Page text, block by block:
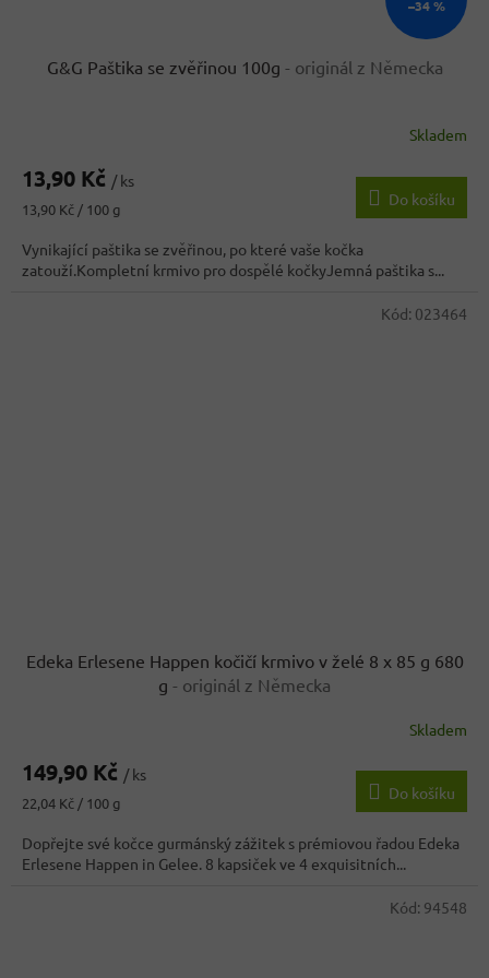
–34 %
G&G Paštika se zvěřinou 100g - originál z Německa
produktu
4,7
z
5
hvězdiček.
Skladem
13,90 Kč / ks
Měrná
13,90 Kč / 100 g
Do košíku
Vynikající paštika se zvěřinou, po které vaše kočka
zatouží.Kompletní krmivo pro dospělé kočkyJemná paštika s...
Edeka Erlesene Happen kočičí krmivo v želé 8 x 85 g 680
g - originál z Německa
Skladem
149,90 Kč / ks
Měrná
22,04 Kč / 100 g
Do košíku
Dopřejte své kočce gurmánský zážitek s prémiovou řadou Edeka
Erlesene Happen in Gelee. 8 kapsiček ve 4 exquisitních...
Kód: 023464
Kód: 94548